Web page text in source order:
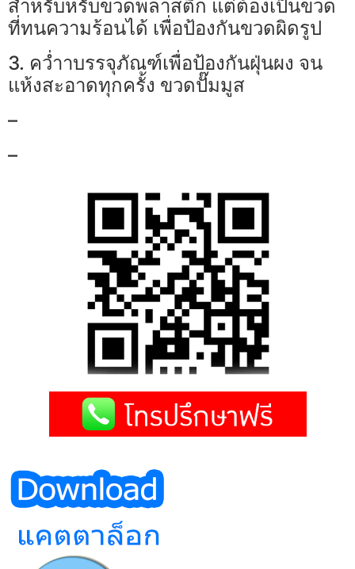
สำหรับหรับขวดพลาสติ๊ก แต่ต้องเป็นขวด
ที่ทนความร้อนได้ เพื่อป้องกันขวดผิดรูป
3. คว่ำาบรรจุภัณฑ์เพื่อป้องกันฝุ่นผง จน
แห้งสะอาดทุกครั้ง ขวดปั๊มมูส
–
–